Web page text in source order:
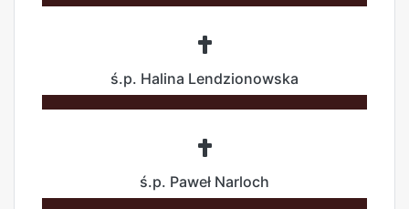
ś.p. Halina Lendzionowska
ś.p. Paweł Narloch